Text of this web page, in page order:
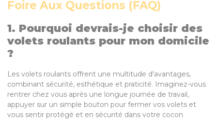
Foire Aux Questions (FAQ)
1. Pourquoi devrais-je choisir des
volets roulants pour mon domicile
?
Les volets roulants offrent une multitude d'avantages,
combinant sécurité, esthétique et praticité. Imaginez-vous
rentrer chez vous après une longue journée de travail,
appuyer sur un simple bouton pour fermer vos volets et
vous sentir protégé et en sécurité dans votre cocon